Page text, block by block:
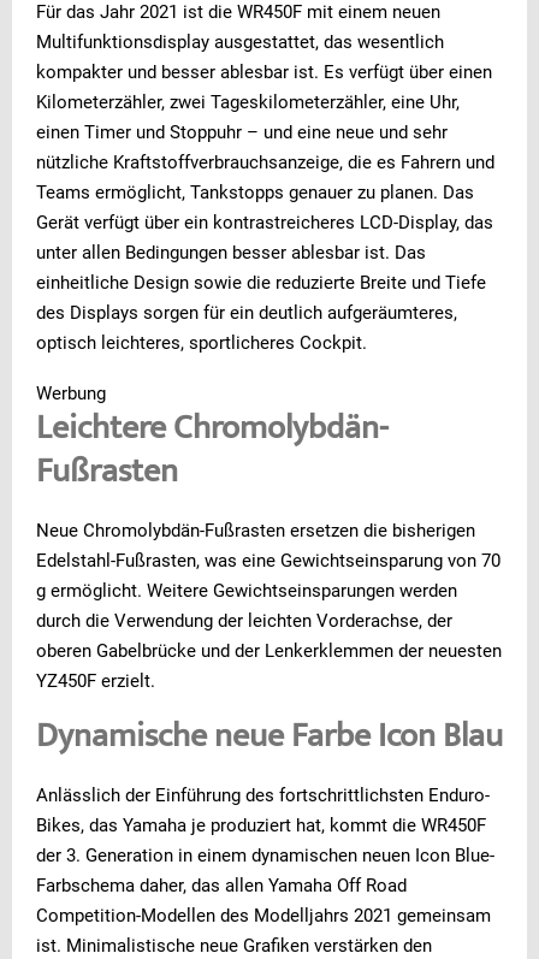
Für das Jahr 2021 ist die WR450F mit einem neuen
Multifunktionsdisplay ausgestattet, das wesentlich
kompakter und besser ablesbar ist. Es verfügt über einen
Kilometerzähler, zwei Tageskilometerzähler, eine Uhr,
einen Timer und Stoppuhr – und eine neue und sehr
nützliche Kraftstoffverbrauchsanzeige, die es Fahrern und
Teams ermöglicht, Tankstopps genauer zu planen. Das
Gerät verfügt über ein kontrastreicheres LCD-Display, das
unter allen Bedingungen besser ablesbar ist. Das
einheitliche Design sowie die reduzierte Breite und Tiefe
des Displays sorgen für ein deutlich aufgeräumteres,
optisch leichteres, sportlicheres Cockpit.
Werbung
Leichtere Chromolybdän-
Fußrasten
Neue Chromolybdän-Fußrasten ersetzen die bisherigen
Edelstahl-Fußrasten, was eine Gewichtseinsparung von 70
g ermöglicht. Weitere Gewichtseinsparungen werden
durch die Verwendung der leichten Vorderachse, der
oberen Gabelbrücke und der Lenkerklemmen der neuesten
YZ450F erzielt.
Dynamische neue Farbe Icon Blau
Anlässlich der Einführung des fortschrittlichsten Enduro-
Bikes, das Yamaha je produziert hat, kommt die WR450F
der 3. Generation in einem dynamischen neuen Icon Blue-
Farbschema daher, das allen Yamaha Off Road
Competition-Modellen des Modelljahrs 2021 gemeinsam
ist. Minimalistische neue Grafiken verstärken den